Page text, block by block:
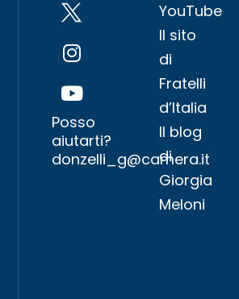
Posso
aiutarti?
donzelli_g@camera.it
YouTube
Il sito
di
Fratelli
d’Italia
Il blog
di
Giorgia
Meloni